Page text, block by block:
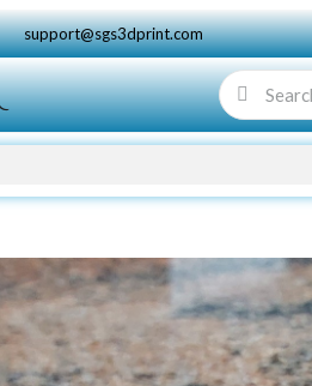
support@sgs3dprint.com